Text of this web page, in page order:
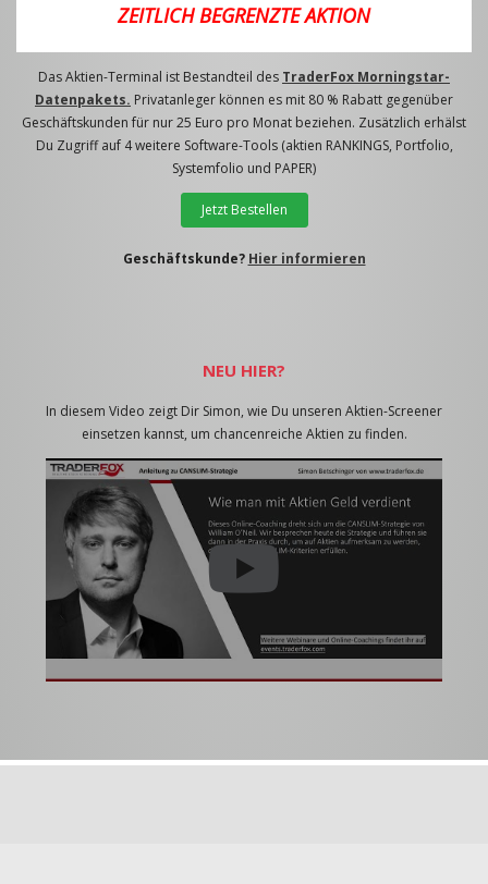
ZEITLICH BEGRENZTE AKTION
Das Aktien-Terminal ist Bestandteil des TraderFox Morningstar-
Datenpakets. Privatanleger können es mit 80 % Rabatt gegenüber
Geschäftskunden für nur 25 Euro pro Monat beziehen. Zusätzlich erhälst
Du Zugriff auf 4 weitere Software-Tools (aktien RANKINGS, Portfolio,
Systemfolio und PAPER)
Jetzt Bestellen
Geschäftskunde? Hier informieren
NEU HIER?
In diesem Video zeigt Dir Simon, wie Du unseren Aktien-Screener
einsetzen kannst, um chancenreiche Aktien zu finden.